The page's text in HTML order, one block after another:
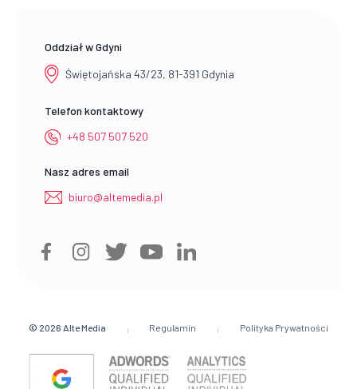
Oddział w Gdyni
Świętojańska 43/23, 81-391 Gdynia
Telefon kontaktowy
+48 507 507 520
Nasz adres email
biuro@altemedia.pl
© 2026 Alte Media Regulamin Polityka Prywatności